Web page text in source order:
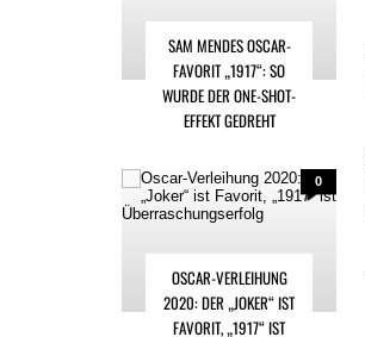
SAM MENDES OSCAR-
FAVORIT „1917“: SO
WURDE DER ONE-SHOT-
EFFEKT GEDREHT
0
OSCAR-VERLEIHUNG
2020: DER „JOKER“ IST
FAVORIT, „1917“ IST